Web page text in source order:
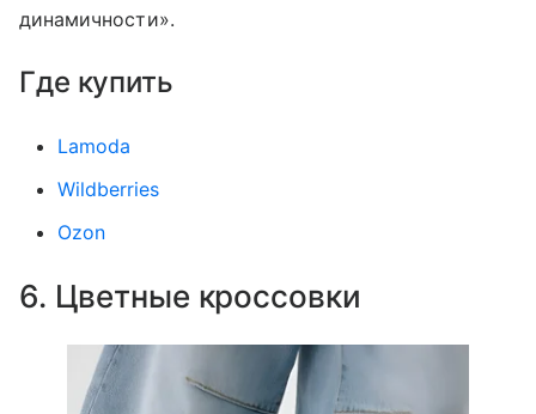
динамичности».
Где купить
Lamoda
Wildberries
Ozon
6. Цветные кроссовки